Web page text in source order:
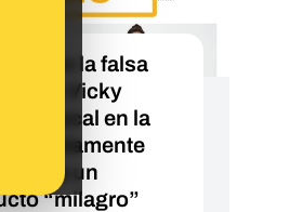
con la falsa
a Vicky
Berrocal en la
un
“milagro”